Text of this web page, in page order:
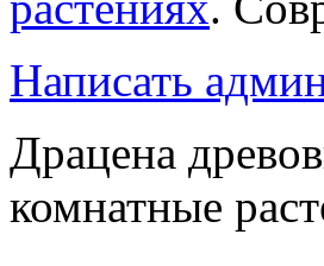
Написать
Драцена
комнатные